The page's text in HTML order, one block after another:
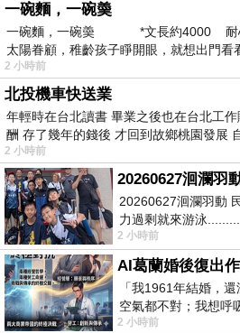
一碗麵，一碗羮
一碗麵，一碗羮 *文長約4000
太陽眷顧，稚齡孩子睜開眼，就想出門看
2 小時前
北投機車快送業
年輕時在台北讀書 畢業之後也在台北工
酬 存了幾年的錢後 才回到故鄉桃園發展
2 小時前
20260627洄瀾羽
20260627洄瀾羽動
力過剩就來游泳
磨............ 晚餐不必
2 小時前
「我1961年結婚，
空氣都不對；我想呼
試試看……拍了〈教
2 小時前